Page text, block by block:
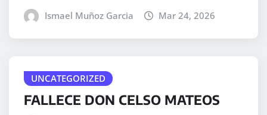
Ismael Muñoz Garcia Mar 24, 2026
UNCATEGORIZED
FALLECE DON CELSO MATEOS